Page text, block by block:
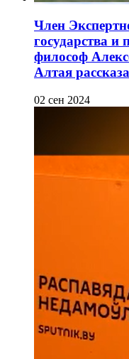
Член
государства и
философ
Алтая
02 сен 2024